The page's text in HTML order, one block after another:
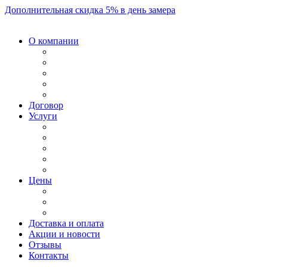
Дополнительная скидка 5% в день замера
О компании
Договор
Услуги
Цены
Доставка и оплата
Акции и новости
Отзывы
Контакты